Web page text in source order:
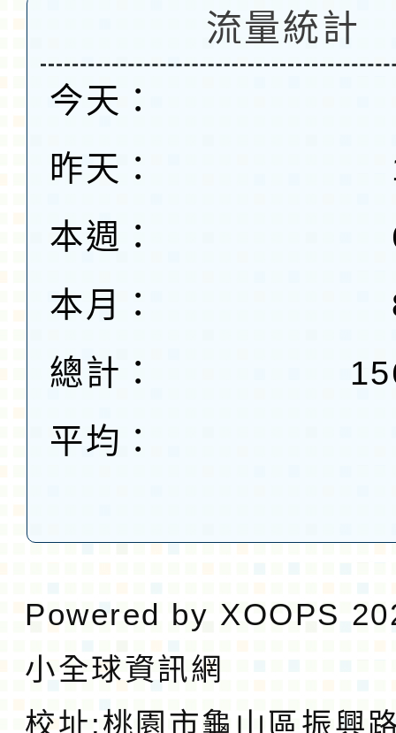
流量統計
今天：
昨天：
本週：
本月：
總計：
平均：
Powered by XOOPS
小全球資訊網
校址:桃園市龜山區振興